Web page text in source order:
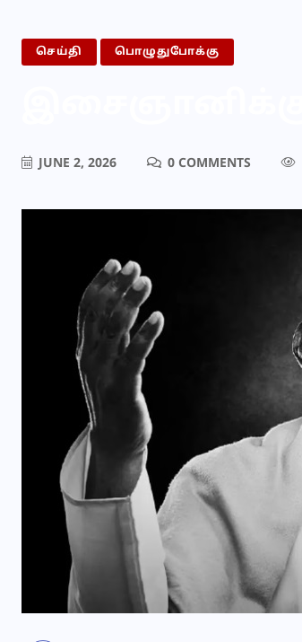
செய்தி பொழுதுபோக்கு
JUNE 2, 2026 0 COMMENTS